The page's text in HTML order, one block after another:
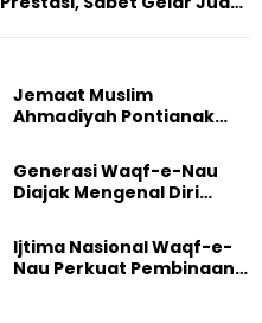
Jemaat Muslim
Ahmadiyah Pontianak
Perkuat Kolaborasi Sosial
Generasi Waqf-e-Nau
Diajak Mengenal Diri
Dunia
Ijtima Nasional Waqf-e-
Nau Perkuat Pembinaan